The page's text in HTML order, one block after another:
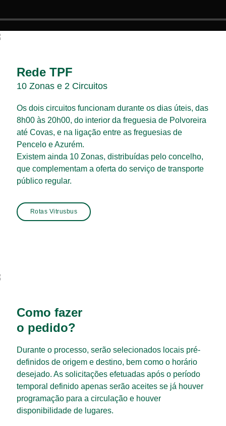
Rede TPF
10 Zonas e 2 Circuitos
Os dois circuitos funcionam durante os dias úteis, das
8h00 às 20h00, do interior da freguesia de Polvoreira
até Covas, e na ligação entre as freguesias de
Pencelo e Azurém.
Existem ainda 10 Zonas, distribuídas pelo concelho,
que complementam a oferta do serviço de transporte
público regular.
Rotas Vitrusbus
Como fazer
o pedido?
Durante o processo, serão selecionados locais pré-
definidos de origem e destino, bem como o horário
desejado. As solicitações efetuadas após o período
temporal definido apenas serão aceites se já houver
programação para a circulação e houver
disponibilidade de lugares.